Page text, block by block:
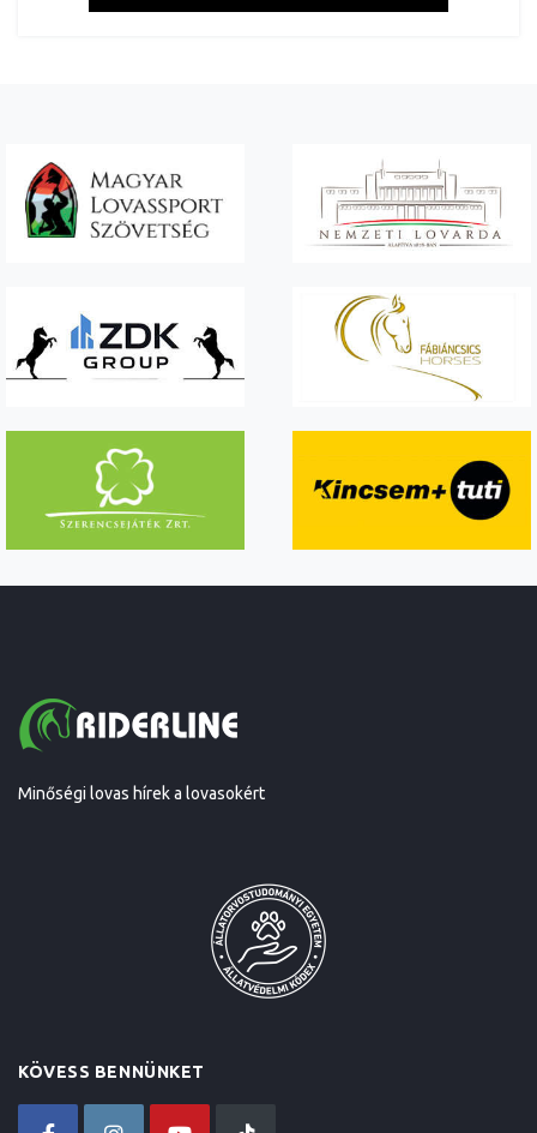
Minőségi lovas hírek a lovasokért
KÖVESS BENNÜNKET